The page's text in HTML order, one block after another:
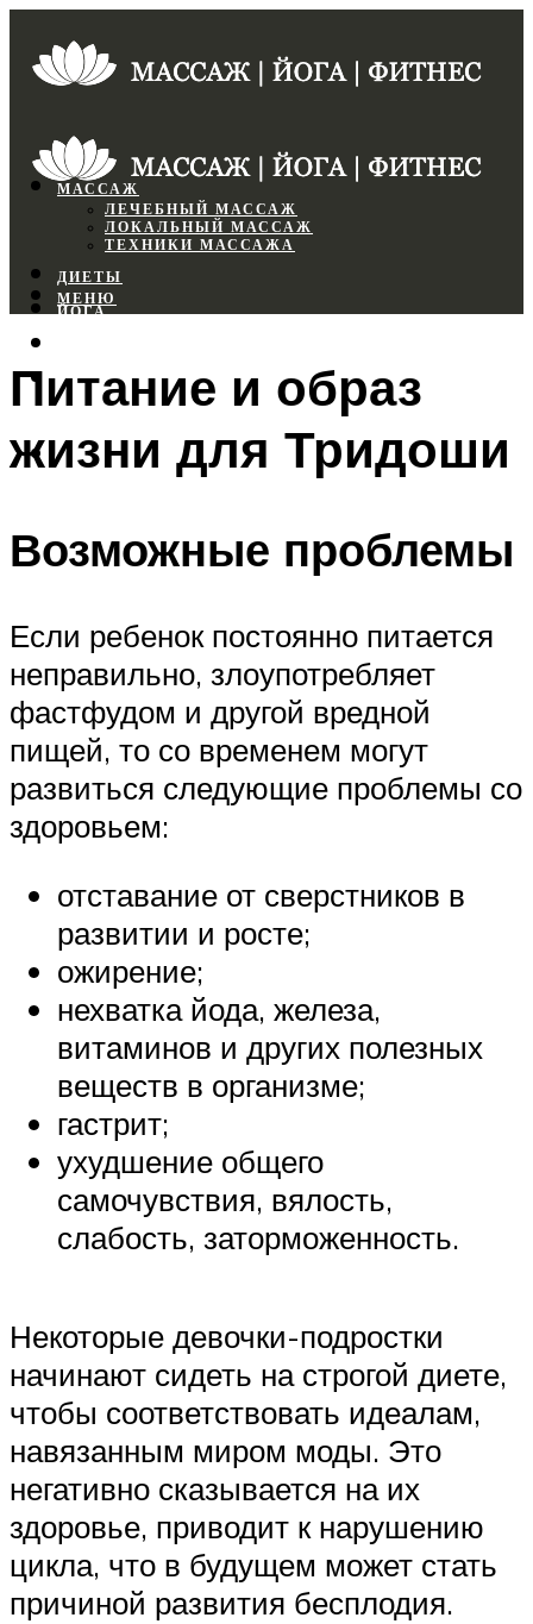
МАССАЖ
ЛЕЧЕБНЫЙ МАССАЖ
ЛОКАЛЬНЫЙ МАССАЖ
ТЕХНИКИ МАССАЖА
ДИЕТЫ
ЙОГА
ФИТНЕС
МЕНЮ
МЕНЮ
Питание и образ
жизни для Тридоши
Возможные проблемы
Если ребенок постоянно питается
неправильно, злоупотребляет
фастфудом и другой вредной
пищей, то со временем могут
развиться следующие проблемы со
здоровьем:
отставание от сверстников в
развитии и росте;
ожирение;
нехватка йода, железа,
витаминов и других полезных
веществ в организме;
гастрит;
ухудшение общего
самочувствия, вялость,
слабость, заторможенность.
Некоторые девочки-подростки
начинают сидеть на строгой диете,
чтобы соответствовать идеалам,
навязанным миром моды. Это
негативно сказывается на их
здоровье, приводит к нарушению
цикла, что в будущем может стать
причиной развития бесплодия.